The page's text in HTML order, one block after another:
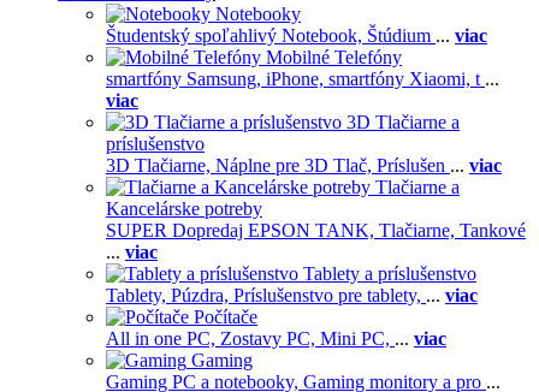
Notebooky
Študentský spoľahlivý Notebook, Štúdium ... viac
Mobilné Telefóny
smartfóny Samsung, iPhone, smartfóny Xiaomi, t ...
viac
3D Tlačiarne a
príslušenstvo
3D Tlačiarne, Náplne pre 3D Tlač, Príslušen ... viac
Tlačiarne a
Kancelárske potreby
SUPER Dopredaj EPSON TANK, Tlačiarne, Tankové
... viac
Tablety a príslušenstvo
Tablety, Púzdra, Príslušenstvo pre tablety, ... viac
Počítače
All in one PC, Zostavy PC, Mini PC, ... viac
Gaming
Gaming PC a notebooky, Gaming monitory a pro ...